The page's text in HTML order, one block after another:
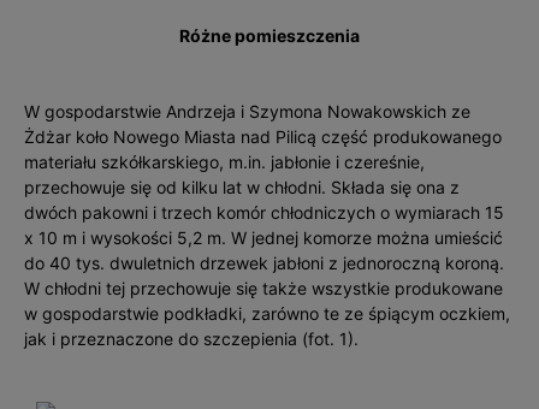
Różne pomieszczenia
W gospodarstwie Andrzeja i Szymona Nowakowskich ze
Żdżar koło Nowego Miasta nad Pilicą część produkowanego
materiału szkółkarskiego, m.in. jabłonie i czereśnie,
przechowuje się od kilku lat w chłodni. Składa się ona z
dwóch pakowni i trzech komór chłodniczych o wymiarach 15
x 10 m i wysokości 5,2 m. W jednej komorze można umieścić
do 40 tys. dwuletnich drzewek jabłoni z jednoroczną koroną.
W chłodni tej przechowuje się także wszystkie produkowane
w gospodarstwie podkładki, zarówno te ze śpiącym oczkiem,
jak i przeznaczone do szczepienia (fot. 1).